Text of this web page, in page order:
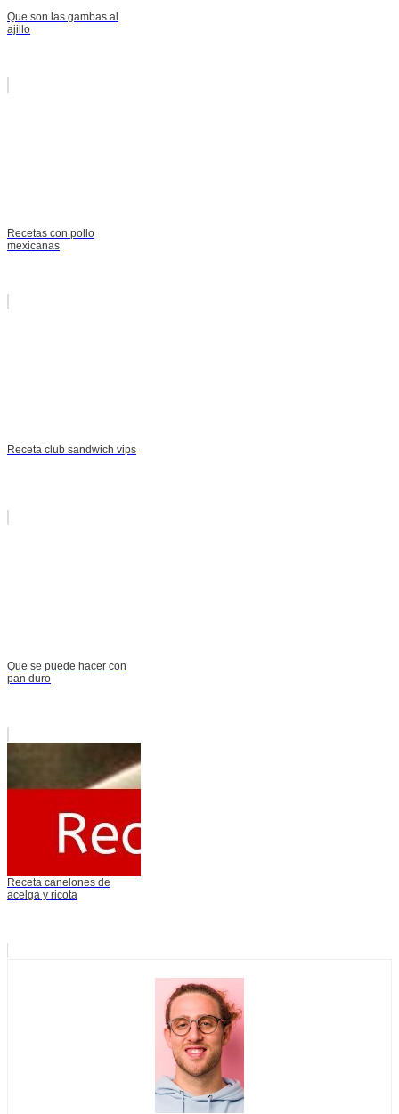
Que son las gambas al
ajillo
Recetas con pollo
mexicanas
Receta club sandwich vips
Que se puede hacer con
pan duro
Receta canelones de
acelga y ricota